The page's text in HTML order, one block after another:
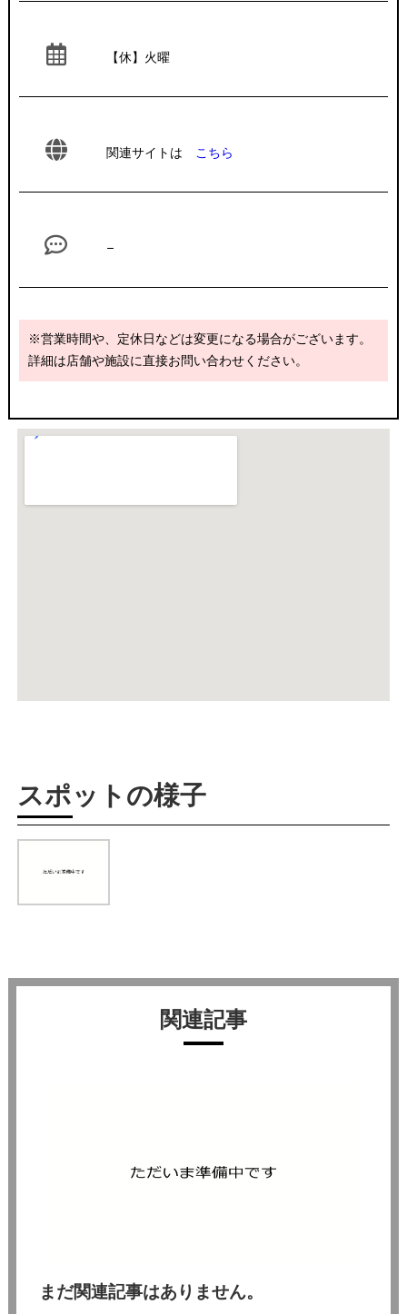
【休】火曜
関連サイトは こちら
–
※営業時間や、定休日などは変更になる場合がございます。
詳細は店舗や施設に直接お問い合わせください。
スポットの様子
関連記事
まだ関連記事はありません。